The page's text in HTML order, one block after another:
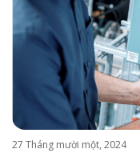
27 Tháng mười một, 2024